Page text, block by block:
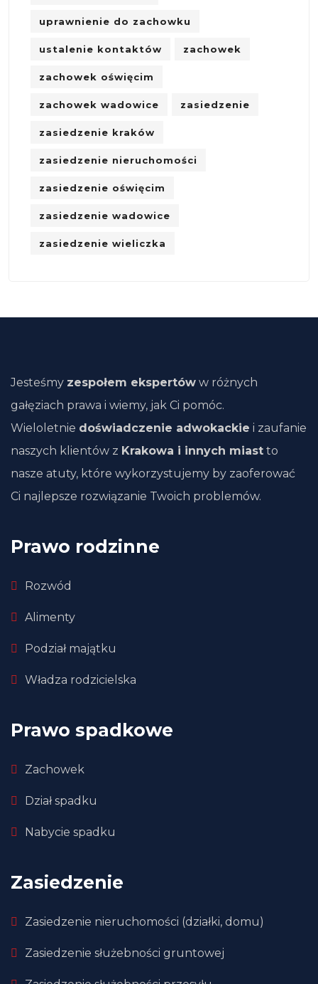
uprawnienie do zachowku
ustalenie kontaktów zachowek
zachowek oświęcim
zachowek wadowice zasiedzenie
zasiedzenie kraków
zasiedzenie nieruchomości
zasiedzenie oświęcim
zasiedzenie wadowice
zasiedzenie wieliczka
Jesteśmy zespołem ekspertów w różnych
gałęziach prawa i wiemy, jak Ci pomóc.
Wieloletnie doświadczenie adwokackie i zaufanie
naszych klientów z Krakowa i innych miast to
nasze atuty, które wykorzystujemy by zaoferować
Ci najlepsze rozwiązanie Twoich problemów.
Prawo rodzinne
Rozwód
Alimenty
Podział majątku
Władza rodzicielska
Prawo spadkowe
Zachowek
Dział spadku
Nabycie spadku
Zasiedzenie
Zasiedzenie nieruchomości (działki, domu)
Zasiedzenie służebności gruntowej